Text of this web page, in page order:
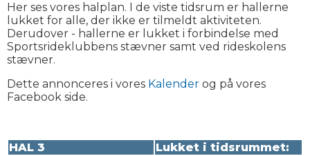
Her ses vores halplan. I de viste tidsrum er hallerne
lukket for alle, der ikke er tilmeldt aktiviteten.
Derudover - hallerne er lukket i forbindelse med
Sportsrideklubbens stævner samt ved rideskolens
stævner.
Dette annonceres i vores Kalender og på vores
Facebook side.
HAL 3 Lukket i tidsrummet: